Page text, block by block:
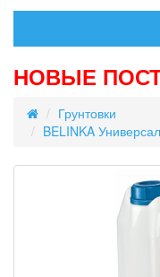
НОВЫЕ
Грунтовки
BELINKA